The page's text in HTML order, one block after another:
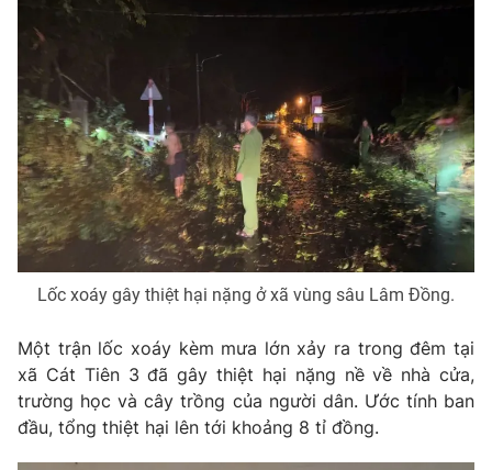
Tin tức
Câu chuyện quốc tế
Kinh tế
Tài chính
Thị trường
Góc doanh nghiệp
Dữ liệu và đời sống
Truyền hình
Phim VTV
Hậu trường
Nhân vật
Khán giả
Giải sao mai
Giải trí
Điện ảnh
Sao
Đời sống
Làm đẹp
Chất lượng cuộc sống
Giáo dục
Tuyển sinh
Học trực tuyến
Công nghệ
Hitech Công nghệ tương lai
Lốc xoáy gây thiệt hại nặng ở xã vùng sâu Lâm Đồng.
Một trận lốc xoáy kèm mưa lớn xảy ra trong đêm tại
xã Cát Tiên 3 đã gây thiệt hại nặng nề về nhà cửa,
trường học và cây trồng của người dân. Ước tính ban
đầu, tổng thiệt hại lên tới khoảng 8 tỉ đồng.